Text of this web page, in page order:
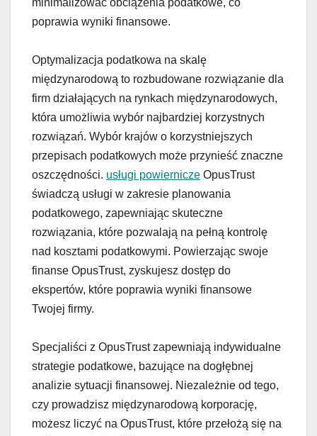
minimalizować obciążenia podatkowe, co
poprawia wyniki finansowe.
Optymalizacja podatkowa na skalę
międzynarodową to rozbudowane rozwiązanie dla
firm działających na rynkach międzynarodowych,
która umożliwia wybór najbardziej korzystnych
rozwiązań. Wybór krajów o korzystniejszych
przepisach podatkowych może przynieść znaczne
oszczędności. usługi powiernicze OpusTrust
świadczą usługi w zakresie planowania
podatkowego, zapewniając skuteczne
rozwiązania, które pozwalają na pełną kontrolę
nad kosztami podatkowymi. Powierzając swoje
finanse OpusTrust, zyskujesz dostęp do
ekspertów, które poprawia wyniki finansowe
Twojej firmy.
Specjaliści z OpusTrust zapewniają indywidualne
strategie podatkowe, bazujące na dogłębnej
analizie sytuacji finansowej. Niezależnie od tego,
czy prowadzisz międzynarodową korporację,
możesz liczyć na OpusTrust, które przełożą się na